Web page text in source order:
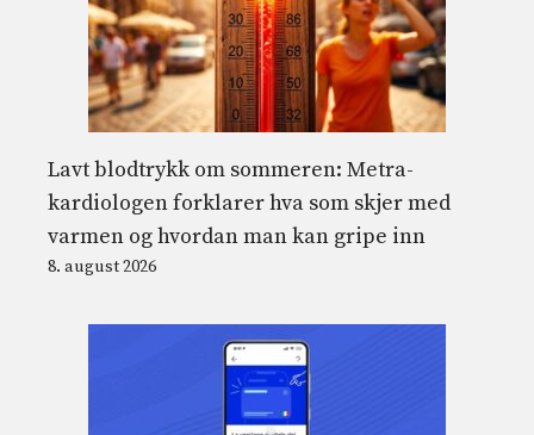
Lavt blodtrykk om sommeren: Metra-
kardiologen forklarer hva som skjer med
varmen og hvordan man kan gripe inn
8. august 2026